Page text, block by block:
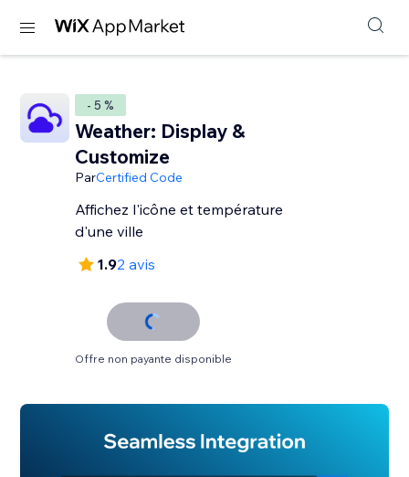
- 5 %
Weather: Display &
Customize
ParCertified Code
Affichez l'icône et température
d'une ville
1.92 avis
Offre non payante disponible